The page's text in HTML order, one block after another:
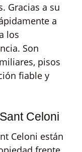
Gracias a su
a
los
Son
pisos
fiable y
Celoni
Celoni están